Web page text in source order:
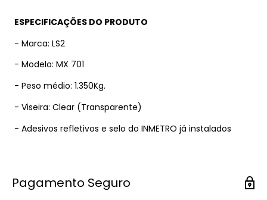
ESPECIFICAÇÕES DO PRODUTO
- Marca: LS2
- Modelo: MX 701
- Peso médio: 1.350Kg.
- Viseira: Clear (Transparente)
- Adesivos refletivos e selo do INMETRO já instalados
Pagamento Seguro